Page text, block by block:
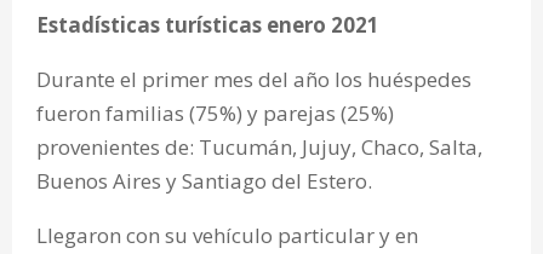
Estadísticas turísticas enero 2021
Durante el primer mes del año los huéspedes
fueron familias (75%) y parejas (25%)
provenientes de: Tucumán, Jujuy, Chaco, Salta,
Buenos Aires y Santiago del Estero.
Llegaron con su vehículo particular y en